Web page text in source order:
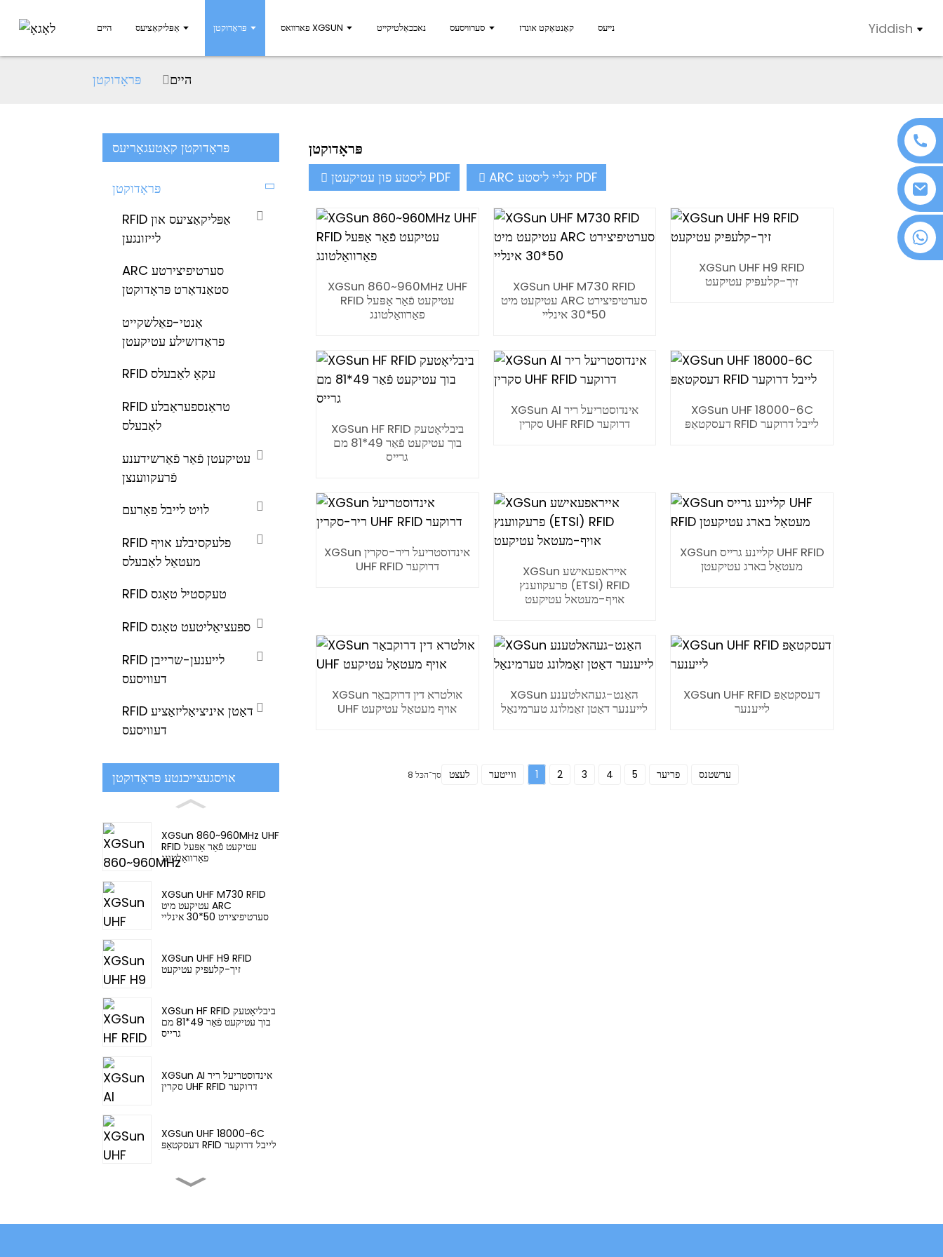
היים אַפּליקאַציעס פּראָדוקטן פארוואס XGSUN נאככאַלטיקייט סערוויסעס קאָנטאַקט אונדז נייעס Yiddish
+86 18076372139
היים פּראָדוקטן
פּראָדוקטן קאַטעגאָריעס
פּראָדוקטן
RFID אַפּליקאַציעס און
לייזונגען
ARC סערטיפיצירטע
סטאַנדאַרט פּראָדוקטן
אַנטי-פאַלשקייט
פראַדזשילע עטיקעטן
RFID עקאָ לאַבעלס
RFID טראַנספעראַבלע
לאַבעלס
עטיקעטן פֿאַר פֿאַרשידענע
פֿרעקווענצן
לויט לייבל פאָרעם
RFID פלעקסיבלע אויף
מעטאַל לאַבעלס
RFID טעקסטיל טאַגס
RFID ספּעציאַליטעט טאַגס
RFID לייענען-שרייבן
דעוויסעס
RFID דאַטן איניציאַליזאַציע
דעוויסעס
אויסגעצייכנטע פּראָדוקטן
XGSun 860~960MHz UHF
RFID עטיקעט פֿאַר אַפּעל
פאַרוואַלטונג
XGSun UHF M730 RFID
עטיקעט מיט ARC
סערטיפיצירט 50*30 אינליי
XGSun UHF H9 RFID
זיך-קלעפּיק עטיקעט
XGSun HF RFID ביבליאָטעק
בוך עטיקעט פֿאַר 49*81 מם
גרייס
XGSun AI אינדוסטריעל ריר
סקרין UHF RFID דרוקער
XGSun UHF 18000-6C
דעסקטאַפּ RFID לייבל דרוקער
פּראָדוקטן
ליסטע פון ​​עטיקעטן PDF ARC ינליי ליסטע PDF
XGSun 860~960MHz UHF
RFID עטיקעט פֿאַר אַפּעל
פאַרוואַלטונג
XGSun UHF M730 RFID
עטיקעט מיט ARC סערטיפיצירט
50*30 אינליי
XGSun UHF H9 RFID
זיך-קלעפּיק עטיקעט
XGSun HF RFID ביבליאָטעק
בוך עטיקעט פֿאַר 49*81 מם
גרייס
XGSun AI אינדוסטריעל ריר
סקרין UHF RFID דרוקער
XGSun UHF 18000-6C
דעסקטאַפּ RFID לייבל דרוקער
XGSun אינדוסטריעל ריר-סקרין
UHF RFID דרוקער
XGSun אייראפעאישע
פרעקווענץ (ETSI) RFID
אויף-מעטאל עטיקעט
XGSun קליינע גרייס UHF RFID
מעטאַל בארג עטיקעטן
XGSun אולטרא דין דרוקבאַר
UHF אויף מעטאַל עטיקעט
XGSun האַנט-געהאלטענע
לייענער דאַטן זאַמלונג טערמינאַל
XGSun UHF RFID דעסקטאַפּ
לייענער
ערשטנס פריער 1 2 3 4 5 ווייטער לעצט סך־הכּל 8